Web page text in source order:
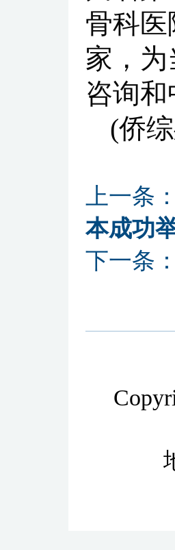
骨科
家，
咨询
(侨
上一条：
本成功
下一条：